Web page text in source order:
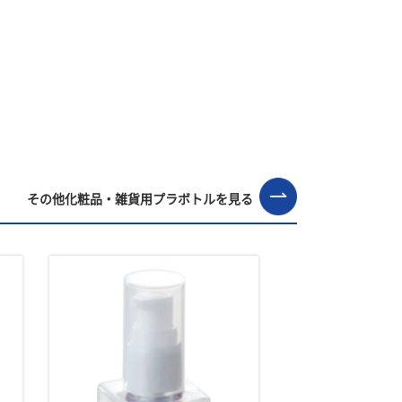
その他化粧品・雑貨用プラボトルを見る